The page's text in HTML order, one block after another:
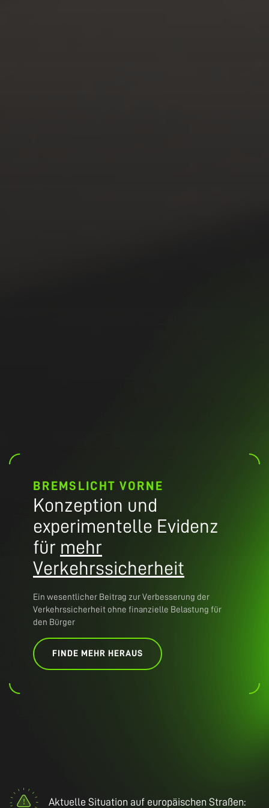
BREMSLICHT VORNE
Konzeption und
experimentelle Evidenz
für mehr
Verkehrssicherheit
Ein wesentlicher Beitrag zur Verbesserung der
Verkehrssicherheit ohne finanzielle Belastung für
den Bürger
FINDE MEHR HERAUS
Aktuelle Situation auf europäischen Straßen: